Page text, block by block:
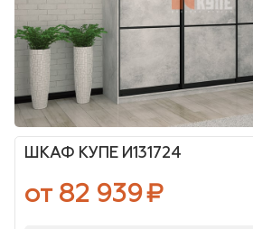
ШКАФ КУПЕ И131724
от 82 939₽